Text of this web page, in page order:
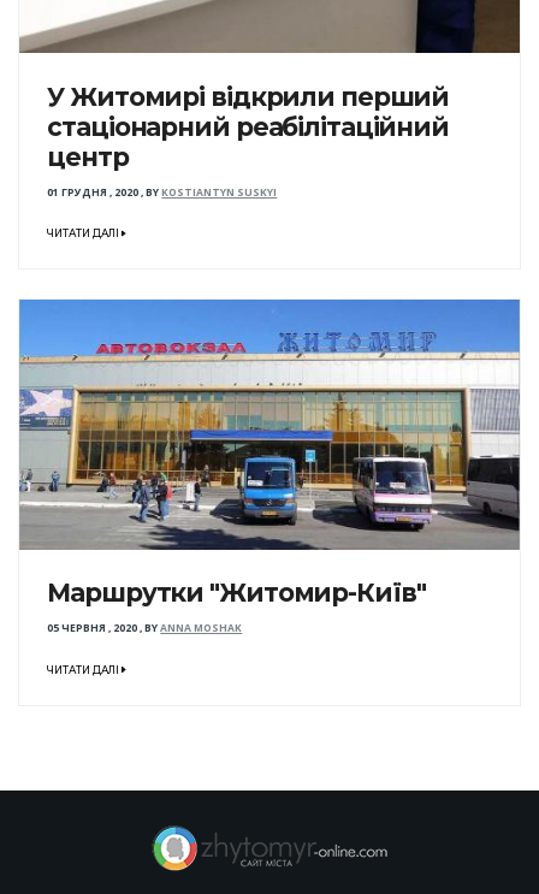
У Житомирі відкрили перший
стаціонарний реабілітаційний
центр
01 ГРУДНЯ , 2020,BYKOSTIANTYN SUSKYI
ЧИТАТИ ДАЛІ
Маршрутки "Житомир-Київ"
05 ЧЕРВНЯ , 2020,BYANNA MOSHAK
ЧИТАТИ ДАЛІ